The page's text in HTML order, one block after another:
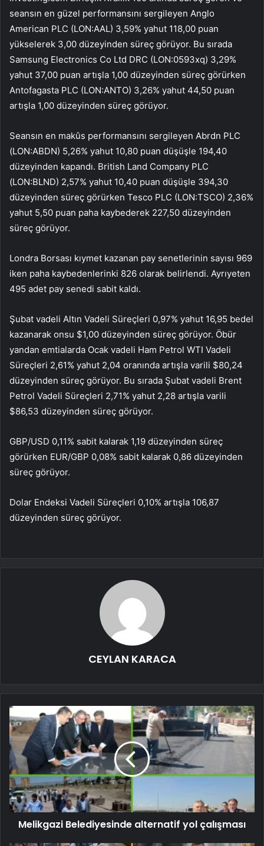
seansın en güzel performansını sergileyen Anglo
American PLC (LON:AAL) 3,59% yahut 118,00 puan
yükselerek 3,00 düzeyinden süreç görüyor. Bu sırada
Samsung Electronics Co Ltd DRC (LON:0593xq) 3,29%
yahut 37,00 puan artışla 1,00 düzeyinden süreç görürken
Antofagasta PLC (LON:ANTO) 3,26% yahut 44,50 puan
artışla 1,00 düzeyinden süreç görüyor.
Seansın en makûs performansını sergileyen Abrdn PLC
(LON:ABDN) 5,26% yahut 10,80 puan düşüşle 194,40
düzeyinden kapandı. British Land Company PLC
(LON:BLND) 2,57% yahut 10,40 puan düşüşle 394,30
düzeyinden süreç görürken Tesco PLC (LON:TSCO) 2,36%
yahut 5,50 puan paha kaybederek 227,50 düzeyinden
süreç görüyor.
Londra Borsası kıymet kazanan pay senetlerinin sayısı 969
iken paha kaybedenlerinki 826 olarak belirlendi. Ayrıyeten
495 adet pay senedi sabit kaldı.
Şubat vadeli Altın Vadeli Süreçleri 0,97% yahut 16,95 bedel
kazanarak onsu $1,00 düzeyinden süreç görüyor. Öbür
yandan emtialarda Ocak vadeli Ham Petrol WTI Vadeli
Süreçleri 2,61% yahut 2,04 oranında artışla varili $80,24
düzeyinden süreç görüyor. Bu sırada Şubat vadeli Brent
Petrol Vadeli Süreçleri 2,71% yahut 2,28 artışla varili
$86,53 düzeyinden süreç görüyor.
GBP/USD 0,11% sabit kalarak 1,19 düzeyinden süreç
görürken EUR/GBP 0,08% sabit kalarak 0,86 düzeyinden
süreç görüyor.
Dolar Endeksi Vadeli Süreçleri 0,10% artışla 106,87
düzeyinden süreç görüyor.
CEYLAN KARACA
Melikgazi Belediyesinde alternatif yol çalışması